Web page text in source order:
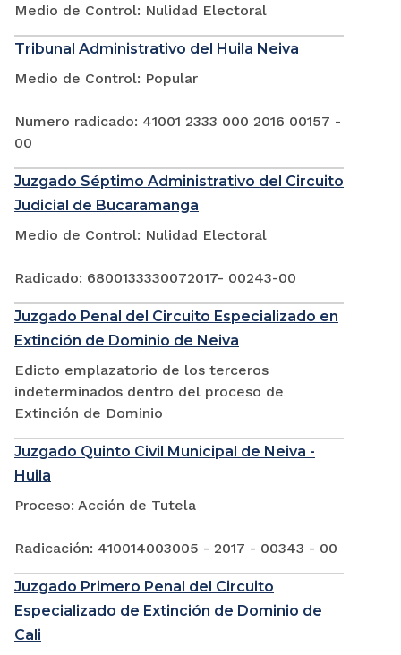
Medio de Control: Nulidad Electoral
Tribunal Administrativo del Huila Neiva
Medio de Control: Popular
Numero radicado: 41001 2333 000 2016 00157 -
00
Juzgado Séptimo Administrativo del Circuito
Judicial de Bucaramanga
Medio de Control: Nulidad Electoral
Radicado: 6800133330072017- 00243-00
Juzgado Penal del Circuito Especializado en
Extinción de Dominio de Neiva
Edicto emplazatorio de los terceros
indeterminados dentro del proceso de
Extinción de Dominio
Juzgado Quinto Civil Municipal de Neiva -
Huila
Proceso: Acción de Tutela
Radicación: 410014003005 - 2017 - 00343 - 00
Juzgado Primero Penal del Circuito
Especializado de Extinción de Dominio de
Cali